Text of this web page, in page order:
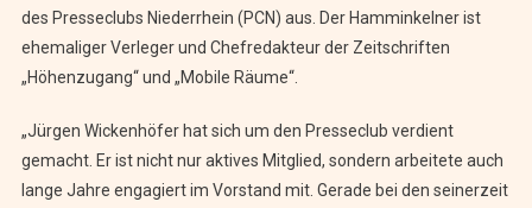
des Presseclubs Niederrhein (PCN) aus. Der Hamminkelner ist
ehemaliger Verleger und Chefredakteur der Zeitschriften
„Höhenzugang“ und „Mobile Räume“.
„Jürgen Wickenhöfer hat sich um den Presseclub verdient
gemacht. Er ist nicht nur aktives Mitglied, sondern arbeitete auch
lange Jahre engagiert im Vorstand mit. Gerade bei den seinerzeit